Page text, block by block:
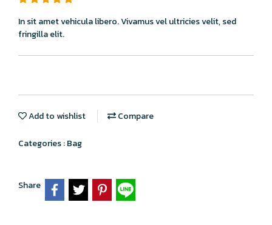
In sit amet vehicula libero. Vivamus vel ultricies velit, sed
fringilla elit.
Add to wishlist Compare
Categories :Bag
Share